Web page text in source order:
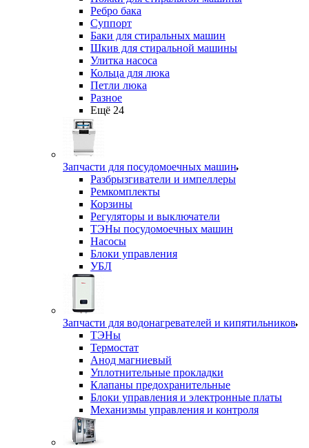
Ребро бака
Суппорт
Баки для стиральных машин
Шкив для стиральной машины
Улитка насоса
Кольца для люка
Петли люка
Разное
Ещё 24
Запчасти для посудомоечных машин
Разбрызгиватели и импеллеры
Ремкомплекты
Корзины
Регуляторы и выключатели
ТЭНы посудомоечных машин
Насосы
Блоки управления
УБЛ
Запчасти для водонагревателей и кипятильников
ТЭНы
Термостат
Анод магниевый
Уплотнительные прокладки
Клапаны предохранительные
Блоки управления и электронные платы
Механизмы управления и контроля